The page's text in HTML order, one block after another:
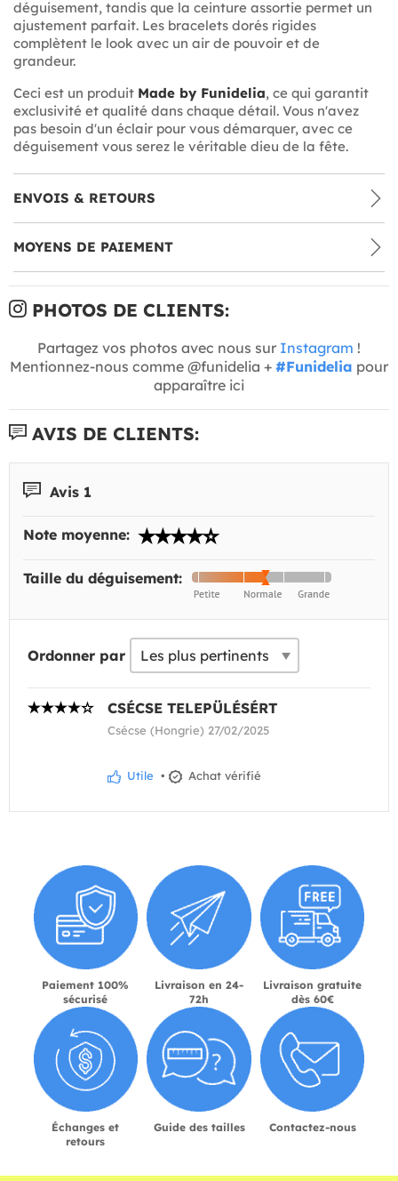
déguisement, tandis que la ceinture assortie permet un
ajustement parfait. Les bracelets dorés rigides
complètent le look avec un air de pouvoir et de
grandeur.
Ceci est un produit Made by Funidelia, ce qui garantit
exclusivité et qualité dans chaque détail. Vous n'avez
pas besoin d'un éclair pour vous démarquer, avec ce
déguisement vous serez le véritable dieu de la fête.
ENVOIS & RETOURS
MOYENS DE PAIEMENT
PHOTOS DE CLIENTS:
Partagez vos photos avec nous sur Instagram !
Mentionnez-nous comme @funidelia + #Funidelia pour
apparaître ici
AVIS DE CLIENTS:
Avis 1
Note moyenne:
Taille du déguisement:
Ordonner par
CSÉCSE TELEPÜLÉSÉRT
Csécse (Hongrie) 27/02/2025
Utile • Achat vérifié
Paiement 100%
sécurisé
Livraison en 24-
72h
Livraison gratuite
dès 60€
Échanges et
retours
Guide des tailles Contactez-nous